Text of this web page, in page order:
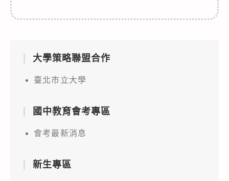
大學策略聯盟合作
臺北市立大學
國中教育會考專區
會考最新消息
新生專區